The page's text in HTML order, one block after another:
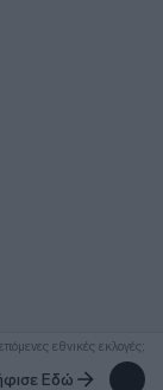
εθνικές εκλογές;
Εδώ